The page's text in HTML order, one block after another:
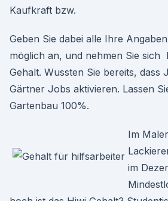
Kaufkraft bzw.
Geben Sie dabei alle Ihre
möglich an, und nehmen Sie
Gehalt. Wussten Sie bereits, dass
Gärtner Jobs aktivieren. Lassen
Gartenbau 100%.
Im
im